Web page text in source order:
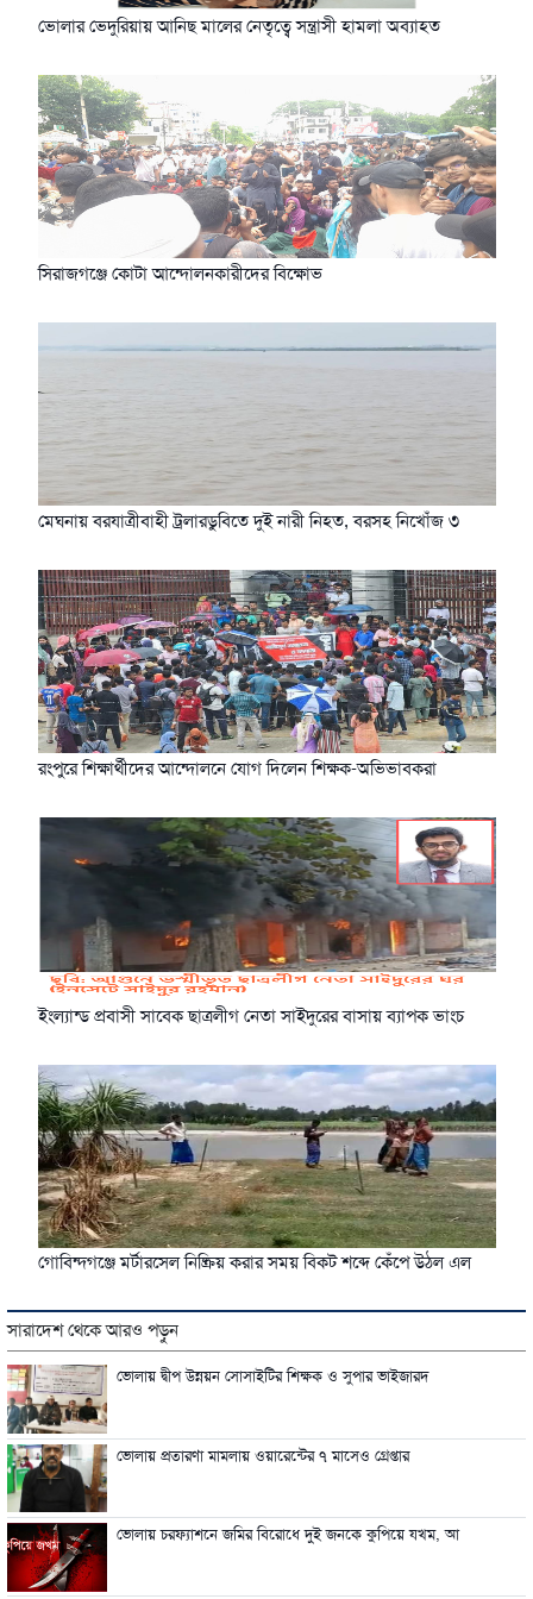
ভোলার ভেদুরিয়ায় আনিছ মালের নেতৃত্বে সন্ত্রাসী হামলা অব্যাহত
সিরাজগঞ্জে কোটা আন্দোলনকারীদের বিক্ষোভ
মেঘনায় বরযাত্রীবাহী ট্রলারডুবিতে দুই নারী নিহত, বরসহ নিখোঁজ ৩
রংপুরে শিক্ষার্থীদের আন্দোলনে যোগ দিলেন শিক্ষক-অভিভাবকরা
ইংল্যান্ড প্রবাসী সাবেক ছাত্রলীগ নেতা সাইদুরের বাসায় ব্যাপক ভাংচ
গোবিন্দগঞ্জে মর্টারসেল নিষ্ক্রিয় করার সময় বিকট শব্দে কেঁপে উঠল এল
সারাদেশ থেকে আরও পড়ুন
ভোলায় দ্বীপ উন্নয়ন সোসাইটির শিক্ষক ও সুপার ভাইজারদ
ভোলায় প্রতারণা মামলায় ওয়ারেন্টের ৭ মাসেও গ্রেপ্তার
ভোলায় চরফ্যাশনে জমির বিরোধে দুই জনকে কুপিয়ে যখম, আ